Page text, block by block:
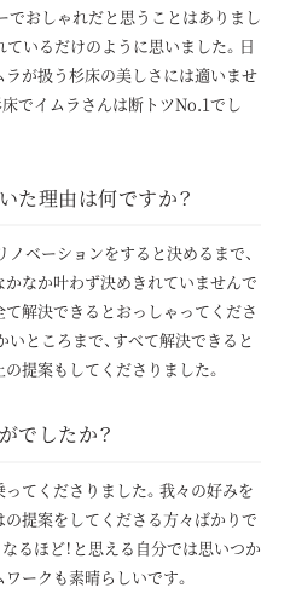
でおしゃれだと思うことはありまし
ているだけのように思いました。日
ラが扱う杉床の美しさには適いませ
床でイムラさんは断トツNo.1でし
た理由は何ですか？
ベーションをすると決めるまで、
かなか叶わず決めきれていませんで
て解決できるとおっしゃってくださ
ところまで、すべて解決できると
提案もしてくださりました。
でしたか？
てくださりました。我々の好みを
の提案をしてくださる方々ばかりで
るほど！と思える自分では思いつか
ークも素晴らしいです。